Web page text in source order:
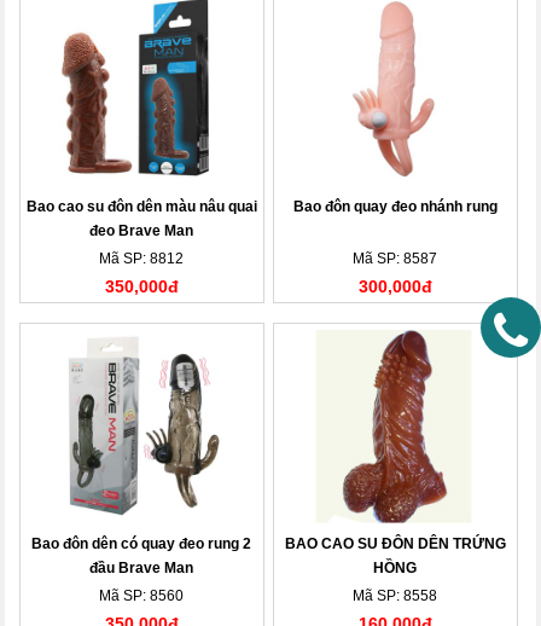
Bao cao su đôn dên màu nâu quai
đeo Brave Man
Mã SP: 8812
350,000đ
Bao đôn quay đeo nhánh rung
Mã SP: 8587
300,000đ
Bao đôn dên có quay đeo rung 2
đầu Brave Man
Mã SP: 8560
BAO CAO SU ĐÔN DÊN TRỨNG
HỒNG
Mã SP: 8558